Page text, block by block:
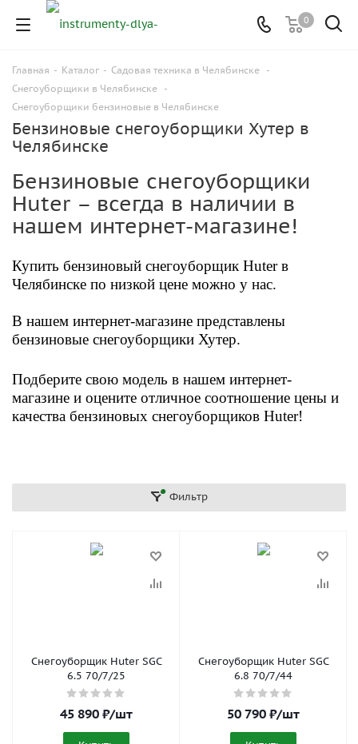
0
Главная - Каталог - Садовая техника в Челябинске -
Снегоуборщики в Челябинске -
Снегоуборщики бензиновые в Челябинске
Бензиновые снегоуборщики Хутер в
Челябинске
Бензиновые снегоуборщики
Huter – всегда в наличии в
нашем интернет-магазине!
Купить бензиновый снегоуборщик Huter в
Челябинске по низкой цене можно у нас.
В нашем интернет-магазине представлены
бензиновые снегоуборщики Хутер.
Подберите свою модель в нашем интернет-
магазине и оцените отличное соотношение цены и
качества бензиновых снегоуборщиков Huter!
Фильтр
Снегоуборщик Huter SGC
6.5 70/7/25
45 890 ₽/шт
Снегоуборщик Huter SGC
6.8 70/7/44
50 790 ₽/шт